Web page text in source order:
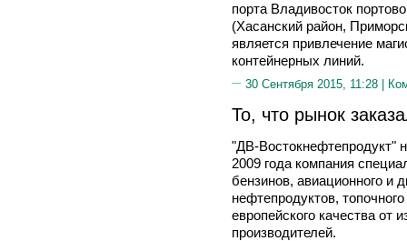
порта Владивосток
(Хасанский район,
является привлечение
контейнерных линий.
30 Сентября 2015, 11:28 |
То, что рынок
"ДВ-Востокнефтепродукт"
2009 года компания
бензинов, авиационного и
нефтепродуктов,
европейского качества от
производителей.